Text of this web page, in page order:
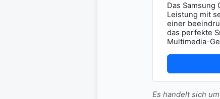
Das Samsung
Leistung mit
einer
das perfekte
Multimedia-
Es handelt sich